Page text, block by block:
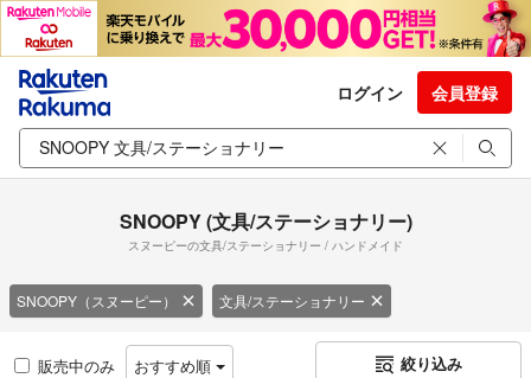
ログイン 会員登録
SNOOPY (文具/ステーショナリー)
スヌーピーの文具/ステーショナリー / ハンドメイド
SNOOPY（スヌーピー） 文具/ステーショナリー
販売中のみ おすすめ順 絞り込み